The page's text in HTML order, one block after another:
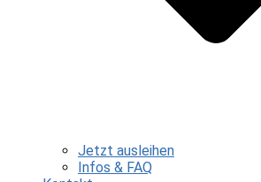
Jetzt ausleihen
Infos & FAQ